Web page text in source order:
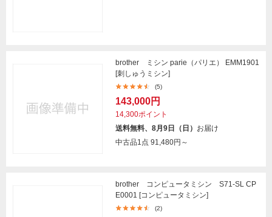
brother ミシン parie（パリエ） EMM1901
[刺しゅうミシン]
(5)
143,000円
14,300ポイント
送料無料、8月9日（日） お届け
中古品1点 91,480円～
brother コンピュータミシン S71-SL CP
E0001 [コンピュータミシン]
(2)